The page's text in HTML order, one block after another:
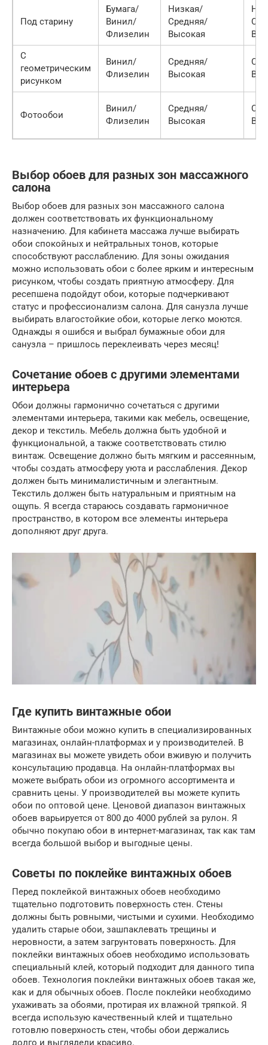
Под старину
Бумага/
Винил/
Флизелин
Низкая/
Средняя/
Высокая
С
геометрическим
рисунком
Винил/
Флизелин
Средняя/
Высокая
Фотообои
Винил/
Флизелин
Средняя/
Высокая
Выбор обоев для разных зон массажного
салона
Выбор обоев для разных зон массажного салона
должен соответствовать их функциональному
назначению. Для кабинета массажа лучше выбирать
обои спокойных и нейтральных тонов, которые
способствуют расслаблению. Для зоны ожидания
можно использовать обои с более ярким и интересным
рисунком, чтобы создать приятную атмосферу. Для
ресепшена подойдут обои, которые подчеркивают
статус и профессионализм салона. Для санузла лучше
выбирать влагостойкие обои, которые легко моются.
Однажды я ошибся и выбрал бумажные обои для
санузла – пришлось переклеивать через месяц!
Сочетание обоев с другими элементами
интерьера
Обои должны гармонично сочетаться с другими
элементами интерьера, такими как мебель, освещение,
декор и текстиль. Мебель должна быть удобной и
функциональной, а также соответствовать стилю
винтаж. Освещение должно быть мягким и рассеянным,
чтобы создать атмосферу уюта и расслабления. Декор
должен быть минималистичным и элегантным.
Текстиль должен быть натуральным и приятным на
ощупь. Я всегда стараюсь создавать гармоничное
пространство, в котором все элементы интерьера
дополняют друг друга.
Где купить винтажные обои
Винтажные обои можно купить в специализированных
магазинах, онлайн-платформах и у производителей. В
магазинах вы можете увидеть обои вживую и получить
консультацию продавца. На онлайн-платформах вы
можете выбрать обои из огромного ассортимента и
сравнить цены. У производителей вы можете купить
обои по оптовой цене. Ценовой диапазон винтажных
обоев варьируется от 800 до 4000 рублей за рулон. Я
обычно покупаю обои в интернет-магазинах, так как там
всегда большой выбор и выгодные цены.
Советы по поклейке винтажных обоев
Перед поклейкой винтажных обоев необходимо
тщательно подготовить поверхность стен. Стены
должны быть ровными, чистыми и сухими. Необходимо
удалить старые обои, зашпаклевать трещины и
неровности, а затем загрунтовать поверхность. Для
поклейки винтажных обоев необходимо использовать
специальный клей, который подходит для данного типа
обоев. Технология поклейки винтажных обоев такая же,
как и для обычных обоев. После поклейки необходимо
ухаживать за обоями, протирая их влажной тряпкой. Я
всегда использую качественный клей и тщательно
готовлю поверхность стен, чтобы обои держались
долго и выглядели красиво.